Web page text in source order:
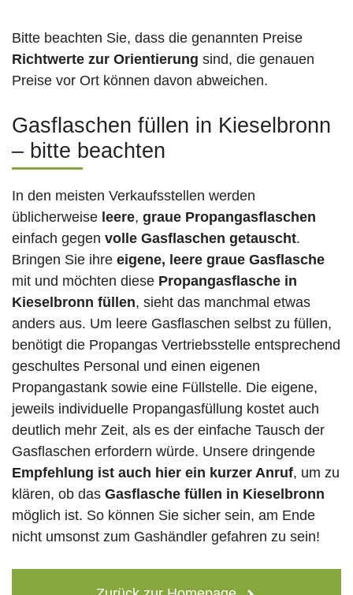
Bitte beachten Sie, dass die genannten Preise
Richtwerte zur Orientierung sind, die genauen
Preise vor Ort können davon abweichen.
Gasflaschen füllen in Kieselbronn
– bitte beachten
In den meisten Verkaufsstellen werden
üblicherweise leere, graue Propangasflaschen
einfach gegen volle Gasflaschen getauscht.
Bringen Sie ihre eigene, leere graue Gasflasche
mit und möchten diese Propangasflasche in
Kieselbronn füllen, sieht das manchmal etwas
anders aus. Um leere Gasflaschen selbst zu füllen,
benötigt die Propangas Vertriebsstelle entsprechend
geschultes Personal und einen eigenen
Propangastank sowie eine Füllstelle. Die eigene,
jeweils individuelle Propangasfüllung kostet auch
deutlich mehr Zeit, als es der einfache Tausch der
Gasflaschen erfordern würde. Unsere dringende
Empfehlung ist auch hier ein kurzer Anruf, um zu
klären, ob das Gasflasche füllen in Kieselbronn
möglich ist. So können Sie sicher sein, am Ende
nicht umsonst zum Gashändler gefahren zu sein!